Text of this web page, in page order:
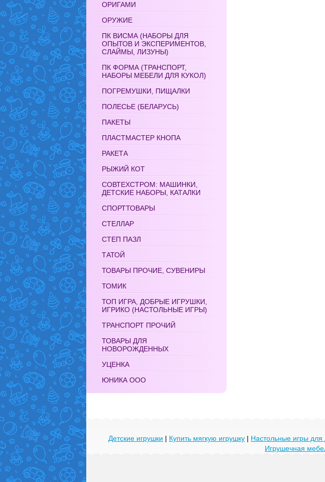
ОРИГАМИ
ОРУЖИЕ
ПК ВИСМА (НАБОРЫ ДЛЯ
ОПЫТОВ И ЭКСПЕРИМЕНТОВ,
СЛАЙМЫ, ЛИЗУНЫ)
ПК ФОРМА (ТРАНСПОРТ,
НАБОРЫ МЕБЕЛИ ДЛЯ КУКОЛ)
ПОГРЕМУШКИ, ПИЩАЛКИ
ПОЛЕСЬЕ (БЕЛАРУСЬ)
ПАКЕТЫ
ПЛАСТМАСТЕР КНОПА
РАКЕТА
РЫЖИЙ КОТ
СОВТЕХСТРОМ: МАШИНКИ,
ДЕТСКИЕ НАБОРЫ, КАТАЛКИ
СПОРТТОВАРЫ
СТЕЛЛАР
СТЕП ПАЗЛ
ТАТОЙ
ТОВАРЫ ПРОЧИЕ, СУВЕНИРЫ
ТОМИК
ТОП ИГРА, ДОБРЫЕ ИГРУШКИ,
ИГРИКО (НАСТОЛЬНЫЕ ИГРЫ)
ТРАНСПОРТ ПРОЧИЙ
ТОВАРЫ ДЛЯ
НОВОРОЖДЕННЫХ
УЦЕНКА
ЮНИКА ООО
Детские игрушки | Купить мягкую игрушку | Настольные игры для
Игрушечная